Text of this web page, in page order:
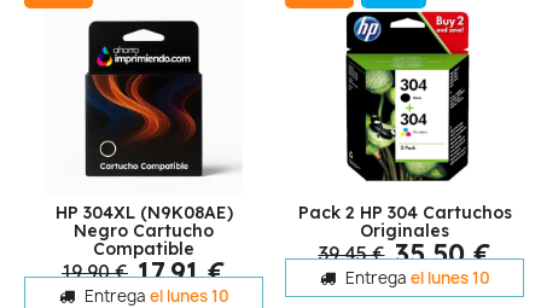
HP 304XL (N9K08AE)
Negro Cartucho
Compatible
19,90 € 17,91 €
Entrega el lunes 10
Pack 2 HP 304 Cartuchos
Originales
39,45 € 35,50 €
Entrega el lunes 10